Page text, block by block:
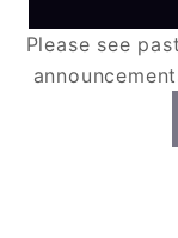
Please see